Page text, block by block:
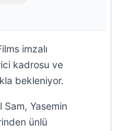
imzalı
kadrosu ve
bekleniyor.
Sam, Yasemin
ünlü